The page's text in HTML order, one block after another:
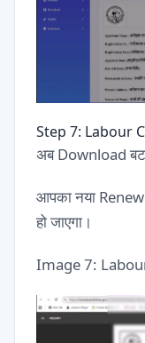
Step 7: Labour
अब Download
आपका नया
हो जाएगा।
Image 7: